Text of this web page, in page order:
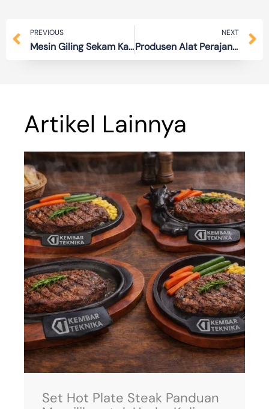
Prev
PREVIOUS
Mesin Giling Sekam Kapasitas Besar dan Bermutu
NEXT
Produsen Alat Perajang Serba Guna Harga Murah Berkualitas
Artikel Lainnya
Set Hot Plate Steak Panduan